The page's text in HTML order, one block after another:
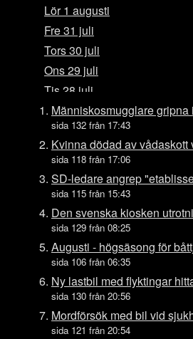
Lör 1 augusti
Fre 31 juli
Tors 30 juli
Ons 29 juli
Tis 28 juli
Mån 27 juli
Sön 26 juli
Lör 25 juli
Tors 23 juli
Ons 22 juli
Tis 21 juli
Mån 20 juli
Sön 19 juli
Lör 18 juli
Fre 17 juli
Tors 16 juli
Människosmugglare gripna
sida 132 från 17:43
Kvinna dödad av vådaskott
sida 118 från 17:06
SD-ledare angrep
sida 115 från 15:43
Den svenska kiosken
sida 129 från 08:25
Augusti - högsäsong för
sida 106 från 06:35
Ny lastbil med flyktingar
sida 130 från 20:56
Mordförsök med bil vid
sida 121 från 20:54